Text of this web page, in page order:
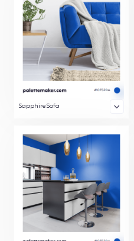
Sapphire Sofa